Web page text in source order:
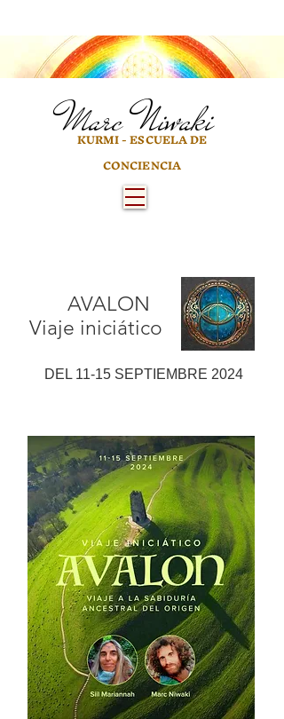
KURMI - ESCUELA DE
CONCIENCIA
Marc Niwaki
AVALON
Viaje iniciático
DEL 11-15 SEPTIEMBRE 2024